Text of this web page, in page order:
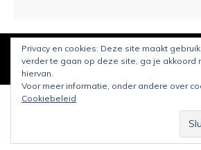
© CopyrightSarah and Beauty2022.
WordPress.Ontworpen door Bluchic
Privacy en cookies: Deze site maakt
verder te gaan op deze site, ga je akkoord
hiervan.
Voor meer informatie, onder andere over
Cookiebeleid